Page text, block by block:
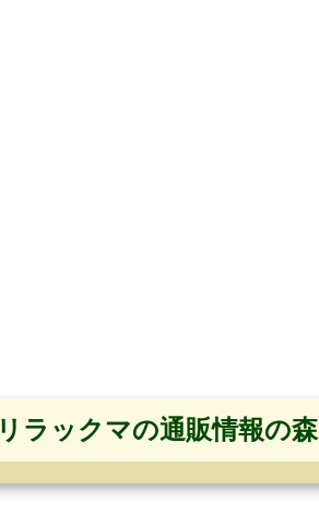
リラックマの通販情報の森